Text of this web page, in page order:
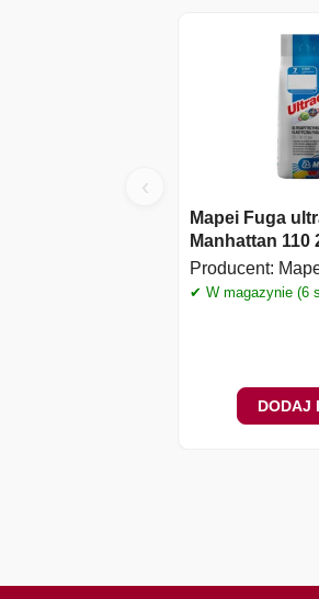
‹
Mapei Fuga
Manhattan 110
Producent:
✔ W magazynie (6
DODAJ